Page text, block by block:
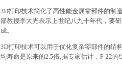
3D打印技术简化了高性能金属零部件的制
部教授李大光表示上世纪八九十年代，要
成。
3D打印技术可以用于优化复杂零部件的结
均寿命是原来的2.5倍;据专家估计，F-22